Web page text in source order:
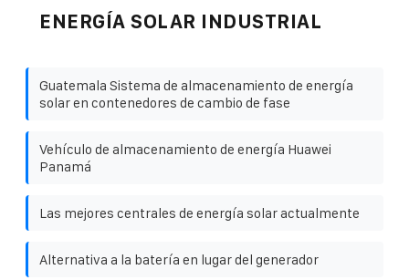
ENERGÍA SOLAR INDUSTRIAL
Guatemala Sistema de almacenamiento de energía
solar en contenedores de cambio de fase
Vehículo de almacenamiento de energía Huawei
Panamá
Las mejores centrales de energía solar actualmente
Alternativa a la batería en lugar del generador